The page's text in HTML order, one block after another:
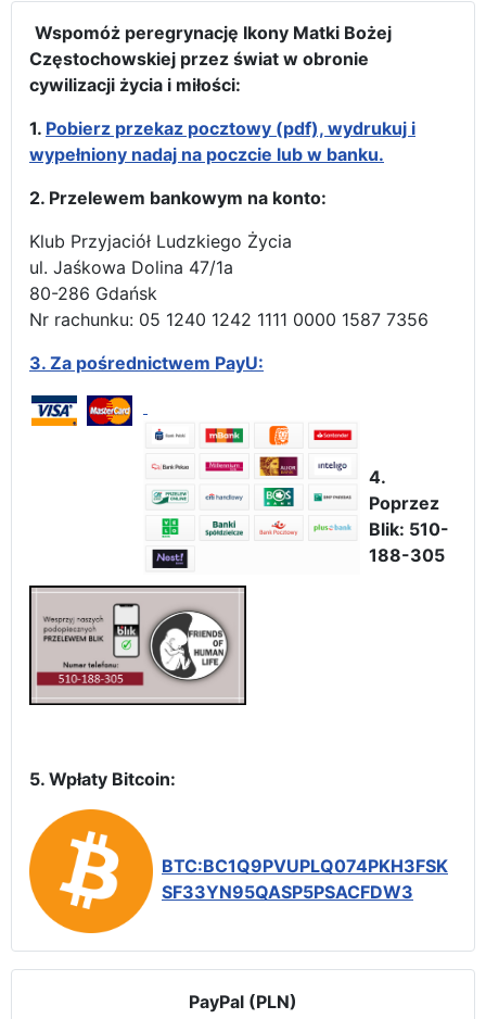
Wspomóż peregrynację Ikony Matki Bożej
Częstochowskiej przez świat w obronie
cywilizacji życia i miłości:
1. Pobierz przekaz pocztowy (pdf), wydrukuj i
wypełniony nadaj na poczcie lub w banku.
2. Przelewem bankowym na konto:
Klub Przyjaciół Ludzkiego Życia
ul. Jaśkowa Dolina 47/1a
80-286 Gdańsk
Nr rachunku: 05 1240 1242 1111 0000 1587 7356
3. Za pośrednictwem PayU:
4.
Poprzez
Blik: 510-
188-305
5. Wpłaty Bitcoin:
BTC:BC1Q9PVUPLQ074PKH3FSK
SF33YN95QASP5PSACFDW3
PayPal (PLN)